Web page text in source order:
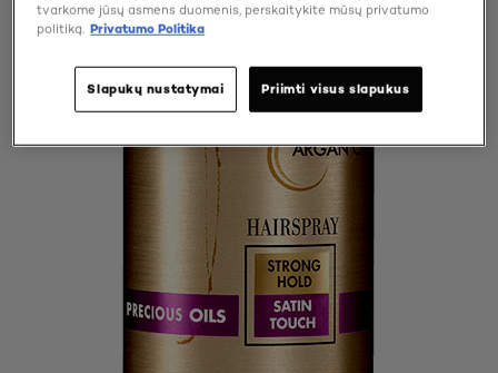
tvarkome jūsų asmens duomenis, perskaitykite mūsų privatumo
politiką. Privatumo Politika
Slapukų nustatymai Priimti visus slapukus